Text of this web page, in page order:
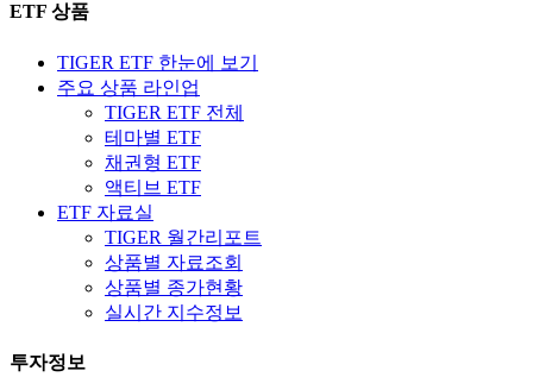
ETF 상품
TIGER ETF 한눈에 보기
주요 상품 라인업
TIGER ETF 전체
테마별 ETF
채권형 ETF
액티브 ETF
ETF 자료실
TIGER 월간리포트
상품별 자료조회
상품별 종가현황
실시간 지수정보
투자정보